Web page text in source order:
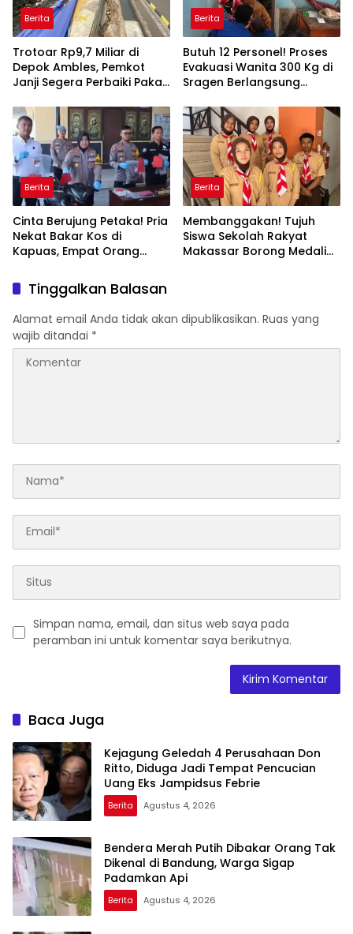
Berita
Trotoar Rp9,7 Miliar di
Depok Ambles, Pemkot
Janji Segera Perbaiki Pakai
Berita
Butuh 12 Personel! Proses
Evakuasi Wanita 300 Kg di
Sragen Berlangsung
Berita
Cinta Berujung Petaka! Pria
Nekat Bakar Kos di
Kapuas, Empat Orang
Berita
Membanggakan! Tujuh
Siswa Sekolah Rakyat
Makassar Borong Medali
Tinggalkan Balasan
Alamat email Anda tidak akan dipublikasikan. Ruas yang
wajib ditandai *
Simpan nama, email, dan situs web saya pada
peramban ini untuk komentar saya berikutnya.
Baca Juga
Kejagung Geledah 4 Perusahaan Don
Ritto, Diduga Jadi Tempat Pencucian
Uang Eks Jampidsus Febrie
Berita Agustus 4, 2026
Bendera Merah Putih Dibakar Orang Tak
Dikenal di Bandung, Warga Sigap
Padamkan Api
Berita Agustus 4, 2026